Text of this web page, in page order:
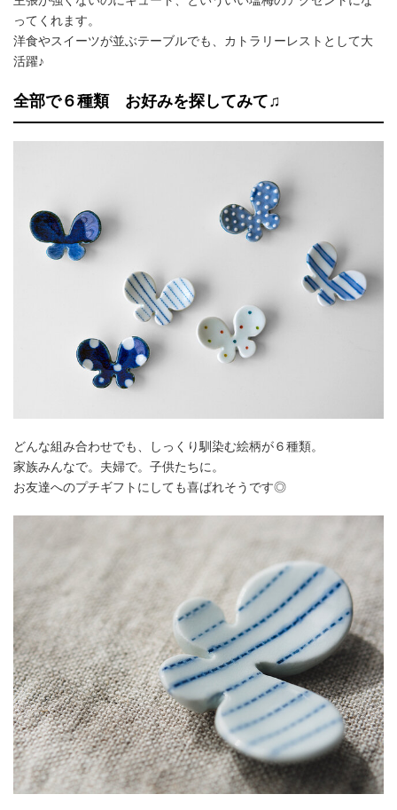
ってくれます。
洋食やスイーツが並ぶテーブルでも、カトラリーレストとして大
活躍♪
全部で６種類 お好みを探してみて♫
どんな組み合わせでも、しっくり馴染む絵柄が６種類。
家族みんなで。夫婦で。子供たちに。
お友達へのプチギフトにしても喜ばれそうです◎